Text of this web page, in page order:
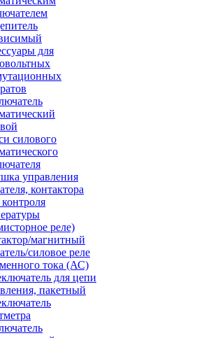
для
силового
управления
контактора
реле)
магнитный
силовое реле
тока (АС)
для цепи
пакетный